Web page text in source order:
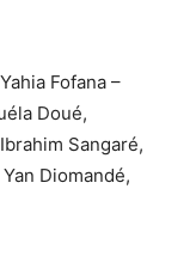
Yahia Fofana –
Doué,
Sangaré,
Diomandé,